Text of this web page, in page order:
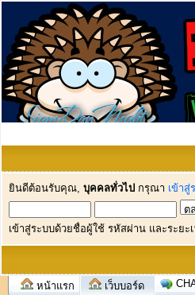
ยินดีต้อนรับคุณ, บุคคลทั่วไป กรุณา เข้าสู่
เข้าสู่ระบบด้วยชื่อผู้ใช้ รหัสผ่าน และระยะ
หน้าแรก เว็บบอร์ด